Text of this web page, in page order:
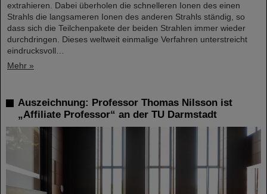
extrahieren. Dabei überholen die schnelleren Ionen des einen
Strahls die langsameren Ionen des anderen Strahls ständig, so
dass sich die Teilchenpakete der beiden Strahlen immer wieder
durchdringen. Dieses weltweit einmalige Verfahren unterstreicht
eindrucksvoll…
Mehr »
Auszeichnung: Professor Thomas Nilsson ist
„Affiliate Professor“ an der TU Darmstadt